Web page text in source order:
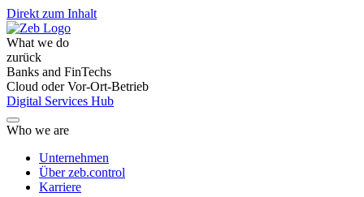
Direkt zum Inhalt
What we do
zurück
Banks and FinTechs
Cloud oder Vor-Ort-Betrieb
Digital Services Hub
Who we are
Unternehmen
Über zeb.control
Karriere